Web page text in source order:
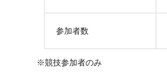
参加者数
※競技参加者のみ